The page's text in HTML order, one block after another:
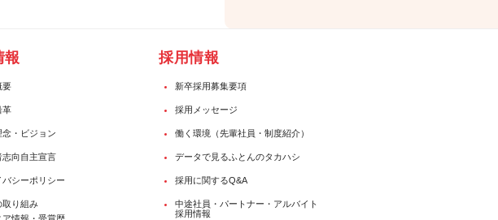
報
要
革
念・ビジョン
志向自主宣言
バシーポリシー
取り組み
採用情報
新卒採用募集要項
採用メッセージ
働く環境（先輩社員・制度紹介）
データで見るふとんのタカハシ
採用に関するQ&A
中途社員・パートナー・アルバイト
採用情報